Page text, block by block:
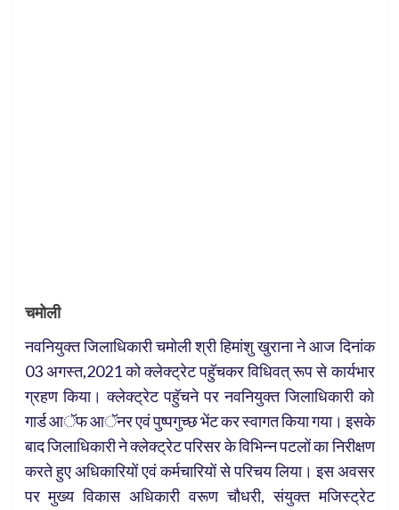
चमोली
नवनियुक्त जिलाधिकारी चमोली श्री हिमांशु खुराना ने आज दिनांक
03 अगस्त,2021 को क्लेक्ट्रेट पहुॅचकर विधिवत् रूप से कार्यभार
ग्रहण किया। क्लेक्ट्रेट पहुॅचने पर नवनियुक्त जिलाधिकारी को
गार्ड आॅफ आॅनर एवं पुष्पगुच्छ भेंट कर स्वागत किया गया। इसके
बाद जिलाधिकारी ने क्लेक्ट्रेट परिसर के विभिन्न पटलों का निरीक्षण
करते हुए अधिकारियों एवं कर्मचारियों से परिचय लिया। इस अवसर
पर मुख्य विकास अधिकारी वरूण चौधरी, संयुक्त मजिस्ट्रेट